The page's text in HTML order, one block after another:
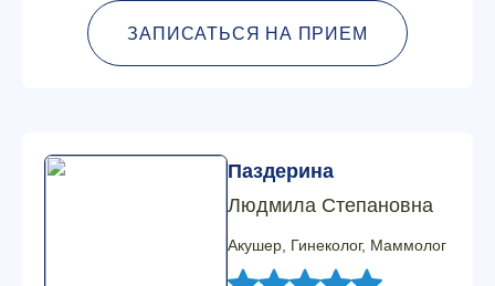
ЗАПИСАТЬСЯ НА ПРИЕМ
Паздерина
Людмила Степановна
Акушер, Гинеколог, Маммолог